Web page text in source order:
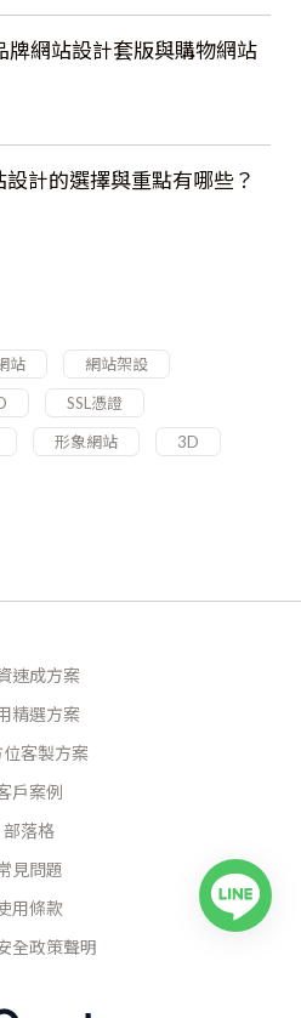
牌網站設計套版與購物網站
計的選擇與重點有哪些？
站
網站架設
SSL憑證
形象網站
3D
速成方案
精選方案
位客製方案
戶案例
部落格
見問題
用條款
全政策聲明